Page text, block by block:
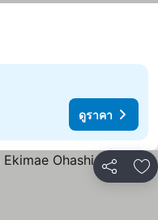
ดูราคา
แชร์ เ